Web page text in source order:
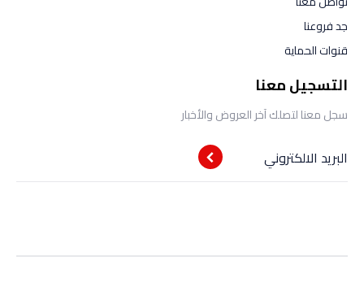
جد فروعنا
قنوات الحماية
التسجيل معنا
سجل معنا لتصلك آخر العروض والأخبار
البريد الالكتروني